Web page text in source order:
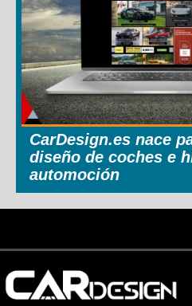
CarDesign.es nace
diseño de coches e
automoción